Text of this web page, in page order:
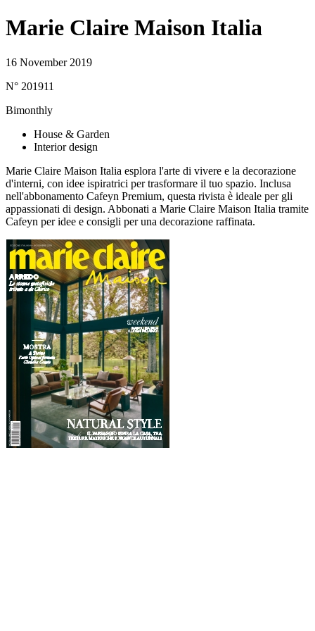
Marie Claire Maison Italia
16 November 2019
N° 201911
Bimonthly
House & Garden
Interior design
Marie Claire Maison Italia esplora l'arte di vivere e la decorazione
d'interni, con idee ispiratrici per trasformare il tuo spazio. Inclusa
nell'abbonamento Cafeyn Premium, questa rivista è ideale per gli
appassionati di design. Abbonati a Marie Claire Maison Italia tramite
Cafeyn per idee e consigli per una decorazione raffinata.